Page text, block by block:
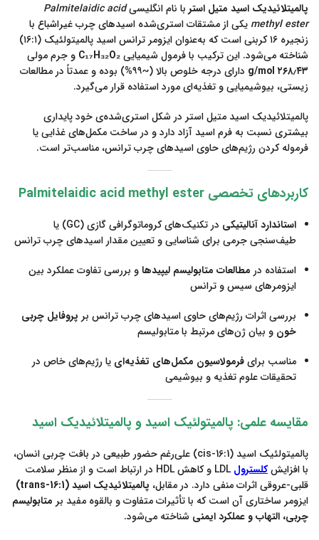
پالمیتلائیدیک اسید متیل استر با نام انگلیسیPalmitelaidic acid
methyl ester یکی از مشتقات استری‌شده اسیدهای چرب غیراشباع با
زنجیره ۱۶ کربنی است که به‌عنوان ایزومر ترانس اسید پالمیتولئیک (۱۶:۱)
شناخته می‌شود. این ترکیب با فرمول شیمیاییC₁₇H₃₂O₂ و جرم مولی
۲۶۸٫۴۳ g/mol
دارای درجه خلوص بالا (~۹۹%) بوده و عمدتاً در مطالعات
زیستی، بیوشیمیایی و تغذیه‌ای مورد استفاده قرار می‌گیرد.
پالمیتلائیدیک اسید متیل استر در شکل استری‌شده‌ی خود پایداری
بیشتری نسبت به فرم اسید آزاد دارد و در ساخت مکمل‌های غذایی یا
فرموله کردن رژیم‌های حاوی اسیدهای چرب ترانس، مناسب‌تر است.
کاربردهای تخصصی Palmitelaidic acid methyl ester
استاندارد آنالیتیکی
در تکنیک‌های کروماتوگرافی گازی (GC) یا
طیف‌سنجی جرمی برای شناسایی و تعیین مقدار اسیدهای چرب ترانس
استفاده در مطالعات متابولیسم لیپیدها و بررسی تفاوت عملکرد بین
ایزومرهای سیس و ترانس
بررسی اثرات رژیم‌های حاوی اسیدهای چرب ترانس بر پروفایل چربی
خون و بیان ژن‌های مرتبط با متابولیسم
مناسب برایفرمولاسیون مکمل‌های تغذیه‌ای یا رژیم‌های خاص در
تحقیقات علوم تغذیه و بیوشیمی
مقایسه علمی: پالمیتولئیک اسید و پالمیتلائیدیک اسید
پالمیتولئیک اسید (cis-16:1) علی‌رغم حضور طبیعی در بافت چربی انسان،
با افزایشکلسترول
LDL و کاهش HDL در ارتباط است و از منظر سلامت
قلبی-عروقی اثرات منفی دارد. در مقابل، پالمیتلائیدیک اسید (trans-16:1)
ایزومر ساختاری آن است که با تأثیرات متفاوت و بالقوه مفید بر متابولیسم
چربی، التهاب و عملکرد ایمنی شناخته می‌شود.